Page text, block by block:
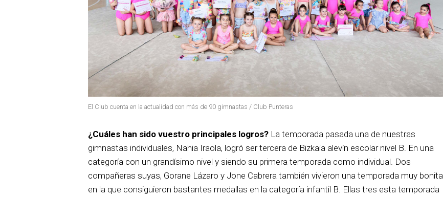
El Club cuenta en la actualidad con más de 90 gimnastas / Club Punteras
¿Cuáles han sido vuestro principales logros? La temporada pasada una de nuestras
gimnastas individuales, Nahia Iraola, logró ser tercera de Bizkaia alevín escolar nivel B. En una
categoría con un grandísimo nivel y siendo su primera temporada como individual. Dos
compañeras suyas, Gorane Lázaro y Jone Cabrera también vivieron una temporada muy bonita
en la que consiguieron bastantes medallas en la categoría infantil B. Ellas tres esta temporada